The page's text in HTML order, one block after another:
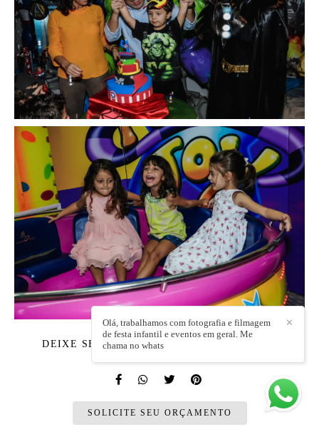
DEIXE SEU COMENTÁRIO, COMPARTILHE!
SOLICITE SEU ORÇAMENTO
✕
Olá, trabalhamos com fotografia e filmagem
de festa infantil e eventos em geral. Me
chama no whats